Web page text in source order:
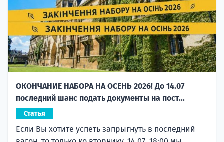
ОКОНЧАНИЕ НАБОРА НА ОСЕНЬ 2026! До 14.07
последний шанс подать документы на пост...
Статья
Если Вы хотите успеть запрыгнуть в последний